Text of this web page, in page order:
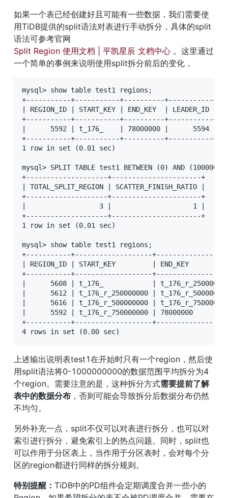
如果一个表已经创建好且可能有一些数据，我们需要使
用TiDB提供的split语法对表进行手动拆分，具体的split
语法可参考官网
Split Region 使用文档 | 平凯星辰 文档中心 。这里通过
一个简单的事例来说明使用split拆分前后的变化，
mysql> show table test1 regions;
+-----------+-----------+----------+-----------
| REGION_ID | START_KEY | END_KEY  | LEADER_ID |
+-----------+-----------+----------+-----------
|      5592 | t_176_    | 78000000 |
+-----------+-----------+----------+-----------
1 row in set (0.01 sec)
mysql> SPLIT TABLE test1 BETWEEN (0) AND
+--------------------+----------------------+
| TOTAL_SPLIT_REGION | SCATTER_FINISH_RATIO |
+--------------------+----------------------+
|                  3 |                    1 |
+--------------------+----------------------+
1 row in set (0.01 sec)
mysql> show table test1 regions;
+-----------+-------------------
| REGION_ID | START_KEY         | END_KEY           |
+-----------+-------------------
|      5608 | t_176_            |
|      5612 | t_176_r_250000000 |
|      5616 | t_176_r_500000000 |
|      5592 | t_176_r_750000000 |
+-----------+-------------------
上述输出说明表test1在开始时只有一个region，然后使
用split语法将0-1000000000的数据范围平均拆分为4
个region。需要注意的是，这种拆分方式需要提前了解
表中的数据分布 ，否则可能会导致拆分后数据分布仍然
不均匀。
另外补充一点，split不仅可以对表进行拆分，也可以对
索引进行拆分，避免索引上的热点问题。同时，split也
可以作用于分区表上，当作用于分区表时，会对每个分
区的region都进行同样的拆分规则。
特别提醒： TiDB中的PD组件会定期调度合并一些小的